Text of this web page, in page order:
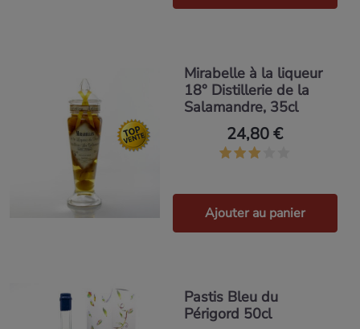
Mirabelle à la liqueur
18° Distillerie de la
Salamandre, 35cl
24,80 €
Ajouter au panier
Pastis Bleu du
Périgord 50cl